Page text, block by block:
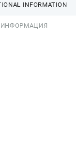
INFORMATION
ИНФОРМАЦИЯ